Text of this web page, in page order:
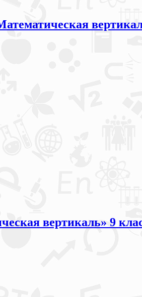
вертикаль» 9